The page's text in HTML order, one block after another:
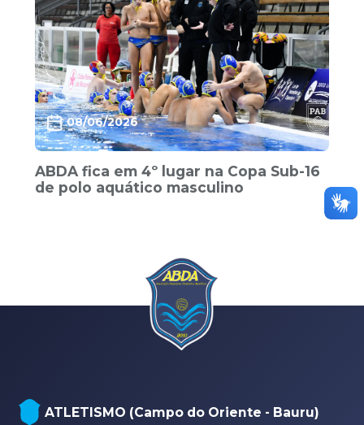
08/06/2026
ABDA fica em 4º lugar na Copa Sub-16
de polo aquático masculino
ATLETISMO (Campo do Oriente - Bauru)